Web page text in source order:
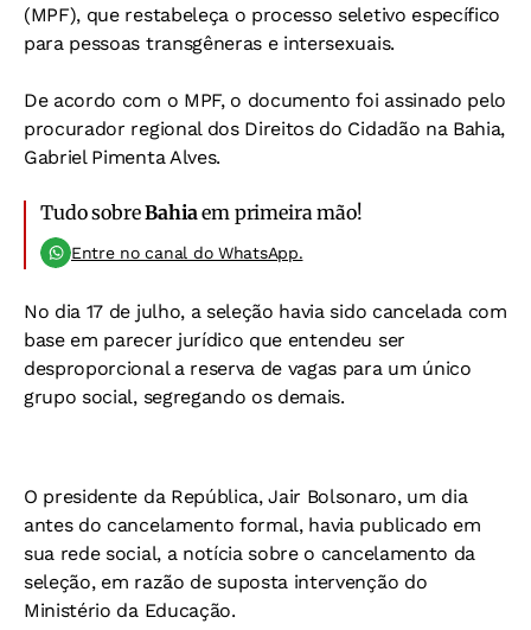
(MPF), que restabeleça o processo seletivo específico
para pessoas transgêneras e intersexuais.
De acordo com o MPF, o documento foi assinado pelo
procurador regional dos Direitos do Cidadão na Bahia,
Gabriel Pimenta Alves.
Tudo sobreBahiaem primeira mão!
Entre no canal do WhatsApp.
No dia 17 de julho, a seleção havia sido cancelada com
base em parecer jurídico que entendeu ser
desproporcional a reserva de vagas para um único
grupo social, segregando os demais.
O presidente da República, Jair Bolsonaro, um dia
antes do cancelamento formal, havia publicado em
sua rede social, a notícia sobre o cancelamento da
seleção, em razão de suposta intervenção do
Ministério da Educação.